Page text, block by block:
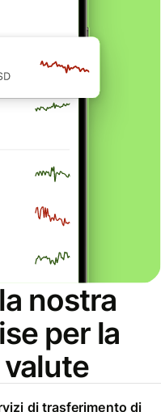
nostra
per la
di trasferimento di